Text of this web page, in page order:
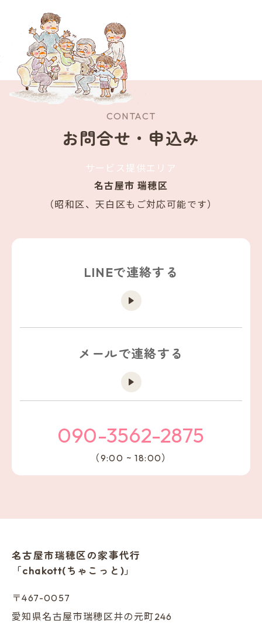
CONTACT
お問合せ・申込み
サービス提供エリア
名古屋市 瑞穂区
（昭和区、天白区もご対応可能です）
LINEで連絡する
メールで連絡する
090-3562-2875
（9:00 ~ 18:00）
名古屋市瑞穂区の家事代行
「chakott(ちゃこっと)」
〒467-0057
愛知県名古屋市瑞穂区井の元町246